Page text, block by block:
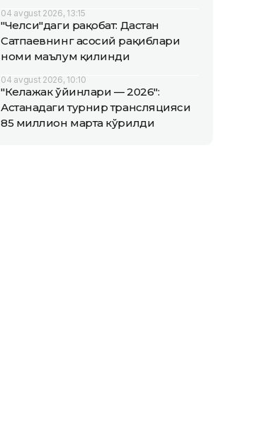
04 avgust 2026, 13:15
"Челси"даги рақобат: Дастан
Сатпаевнинг асосий рақиблари
номи маълум қилинди
04 avgust 2026, 10:10
"Келажак ўйинлари — 2026":
Астанадаги турнир трансляцияси
85 миллион марта кўрилди